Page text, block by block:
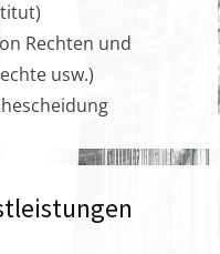
Rechten und
usw.)